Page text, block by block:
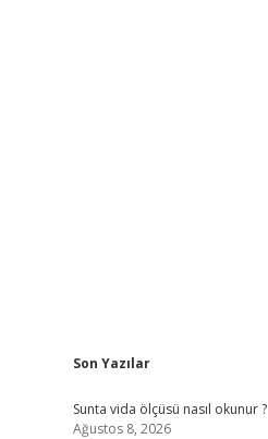
Sidebar
Son Yazılar
Sunta vida ölçüsü nasıl okunur ?
Ağustos 8, 2026
betexper giriş